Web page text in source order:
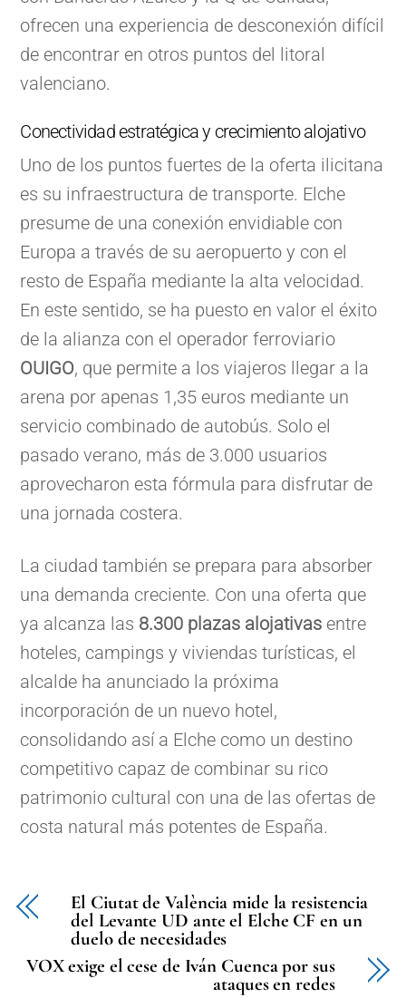
ofrecen una experiencia de desconexión difícil
de encontrar en otros puntos del litoral
valenciano.
Conectividad estratégica y crecimiento alojativo
Uno de los puntos fuertes de la oferta ilicitana
es su infraestructura de transporte. Elche
presume de una conexión envidiable con
Europa a través de su aeropuerto y con el
resto de España mediante la alta velocidad.
En este sentido, se ha puesto en valor el éxito
de la alianza con el operador ferroviario
OUIGO, que permite a los viajeros llegar a la
arena por apenas 1,35 euros mediante un
servicio combinado de autobús. Solo el
pasado verano, más de 3.000 usuarios
aprovecharon esta fórmula para disfrutar de
una jornada costera.
La ciudad también se prepara para absorber
una demanda creciente. Con una oferta que
ya alcanza las 8.300 plazas alojativas entre
hoteles, campings y viviendas turísticas, el
alcalde ha anunciado la próxima
incorporación de un nuevo hotel,
consolidando así a Elche como un destino
competitivo capaz de combinar su rico
patrimonio cultural con una de las ofertas de
costa natural más potentes de España.
El Ciutat de València mide la resistencia
del Levante UD ante el Elche CF en un
duelo de necesidades
VOX exige el cese de Iván Cuenca por sus
ataques en redes